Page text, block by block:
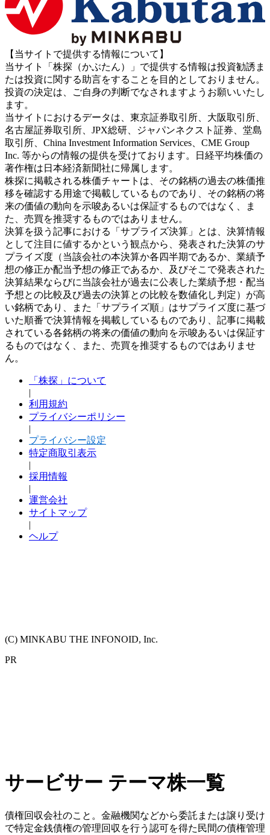
【当サイトで提供する情報について】
当サイト「株探（かぶたん）」で提供する情報は投資勧誘ま
たは投資に関する助言をすることを目的としておりません。
投資の決定は、ご自身の判断でなされますようお願いいたし
ます。
当サイトにおけるデータは、東京証券取引所、大阪取引所、
名古屋証券取引所、JPX総研、ジャパンネクスト証券、堂島
取引所、China Investment Information Services、CME Group
Inc. 等からの情報の提供を受けております。日経平均株価の
著作権は日本経済新聞社に帰属します。
株探に掲載される株価チャートは、その銘柄の過去の株価推
移を確認する用途で掲載しているものであり、その銘柄の将
来の価値の動向を示唆あるいは保証するものではなく、ま
た、売買を推奨するものではありません。
決算を扱う記事における「サプライズ決算」とは、決算情報
として注目に値するかという観点から、発表された決算のサ
プライズ度（当該会社の本決算か各四半期であるか、業績予
想の修正か配当予想の修正であるか、及びそこで発表された
決算結果ならびに当該会社が過去に公表した業績予想・配当
予想との比較及び過去の決算との比較を数値化し判定）が高
い銘柄であり、また「サプライズ順」はサプライズ度に基づ
いた順番で決算情報を掲載しているものであり、記事に掲載
されている各銘柄の将来の価値の動向を示唆あるいは保証す
るものではなく、また、売買を推奨するものではありませ
ん。
「株探」について
|
利用規約
プライバシーポリシー
|
プライバシー設定
特定商取引表示
|
採用情報
|
運営会社
サイトマップ
|
ヘルプ
(C) MINKABU THE INFONOID, Inc.
PR
サービサー テーマ株一覧
債権回収会社のこと。金融機関などから委託または譲り受け
で特定金銭債権の管理回収を行う認可を得た民間の債権管理